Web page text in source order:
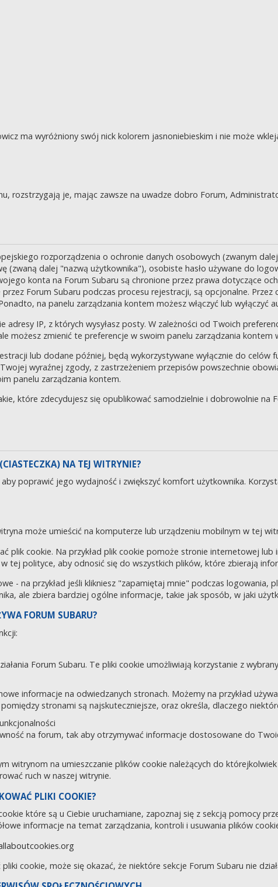
ma wyróżniony swój nick kolorem jasnoniebieskim i nie może
rozstrzygają je, mając zawsze na uwadze dobro Forum,
rozporządzenia o ochronie danych osobowych (zwanym
(zwaną dalej "nazwą użytkownika"), osobiste hasło używane do
konta na Forum Subaru są chronione przez prawa dotyczące
Forum Subaru podczas procesu rejestracji, są opcjonalne.
na panelu zarządzania kontem możesz włączyć lub wyłączyć
adresy IP, z których wysyłasz posty. W zależności od Twoich
możesz zmienić te preferencje w swoim panelu zarządzania kontem
lub dodane później, będą wykorzystywane wyłącznie do
wyraźnej zgody, z zastrzeżeniem przepisów powszechnie
panelu zarządzania kontem.
które zdecydujesz się opublikować samodzielnie i dobrowolnie na
NA TEJ WITRYNIE?
poprawić jego wydajność i zwiększyć komfort użytkownika.
może umieścić na komputerze lub urządzeniu mobilnym w tej
plik cookie. Na przykład plik cookie pomoże stronie internetowej
tej polityce, aby odnosić się do wszystkich plików, które zbierają
- na przykład jeśli klikniesz "zapamiętaj mnie" podczas logowania,
ale zbiera bardziej ogólne informacje, takie jak sposób, w jaki
FORUM SUBARU?
Forum Subaru. Te pliki cookie umożliwiają korzystanie z
informacje na odwiedzanych stronach. Możemy na przykład
stronami są najskuteczniejsze, oraz określa, dlaczego
na forum, tak aby otrzymywać informacje dostosowane do
witrynom na umieszczanie plików cookie należących do
ruch w naszej witrynie.
PLIKI COOKIE?
które są u Ciebie uruchamiane, zapoznaj się z sekcją pomocy
informacje na temat zarządzania, kontroli i usuwania plików
cookie, może się okazać, że niektóre sekcje Forum Subaru nie